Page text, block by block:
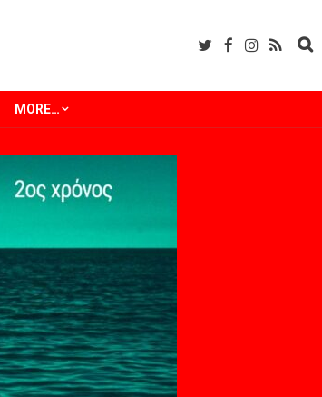
MORE…